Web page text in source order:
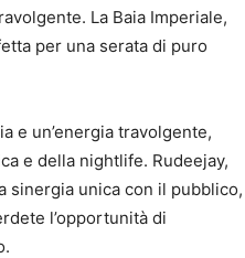
La Baia Imperiale,
per una serata di puro
e un’energia travolgente,
e della nightlife. Rudeejay,
sinergia unica con il pubblico,
l’opportunità di